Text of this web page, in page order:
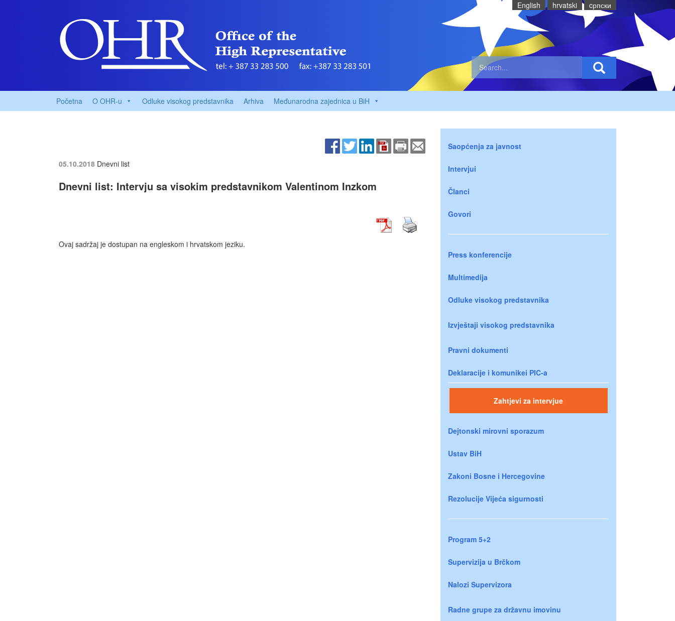
English hrvatski cрпски
Početna O OHR-u Odluke visokog predstavnika Arhiva Međunarodna zajednica u BiH
05.10.2018 Dnevni list
Dnevni list: Intervju sa visokim predstavnikom Valentinom Inzkom
Ovaj sadržaj je dostupan na engleskom i hrvatskom jeziku.
Saopćenja za javnost
Intervjui
Članci
Govori
Press konferencije
Multimedija
Odluke visokog predstavnika
Izvještaji visokog predstavnika
Pravni dokumenti
Deklaracije i komunikei PIC-a
Zahtjevi za intervjue
Dejtonski mirovni sporazum
Ustav BiH
Zakoni Bosne i Hercegovine
Rezolucije Vijeća sigurnosti
Program 5+2
Supervizija u Brčkom
Nalozi Supervizora
Radne grupe za državnu imovinu